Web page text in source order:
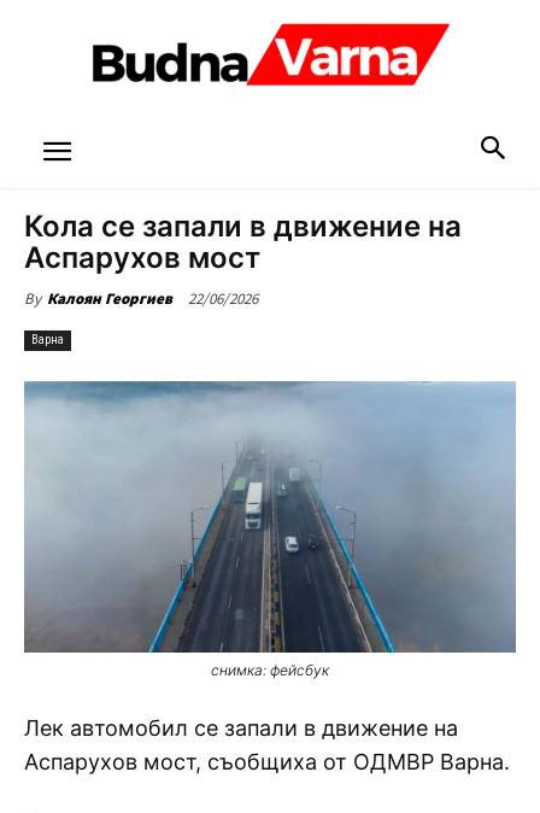
Кола се запали в движение на
Аспарухов мост
By Калоян Георгиев 22/06/2026
Варна
снимка: фейсбук
Лек автомобил се запали в движение на
Аспарухов мост, съобщиха от ОДМВР Варна.